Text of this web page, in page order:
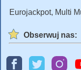
Eurojackpot, Multi
Obserwuj nas: